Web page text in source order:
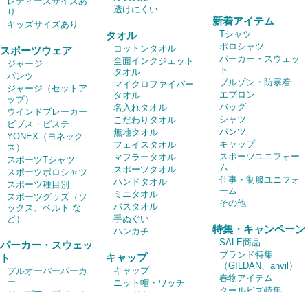
り
キッズサイズあり
スポーツウェア
ジャージ
パンツ
ジャージ（セットア
ップ）
ウインドブレーカー
ビブス・ピステ
YONEX（ヨネック
ス）
スポーツTシャツ
スポーツポロシャツ
スポーツ種目別
スポーツグッズ（ソ
ックス、ベルト な
ど）
パーカー・スウェッ
ト
プルオーバーパーカ
ー
透けにくい
タオル
コットンタオル
全面インクジェット
タオル
マイクロファイバー
タオル
名入れタオル
こだわりタオル
無地タオル
フェイスタオル
マフラータオル
スポーツタオル
ハンドタオル
ミニタオル
バスタオル
手ぬぐい
ハンカチ
キャップ
キャップ
ニット帽・ワッチ
新着アイテム
Tシャツ
ポロシャツ
パーカー・スウェッ
ト
ブルゾン・防寒着
エプロン
バッグ
シャツ
パンツ
キャップ
スポーツユニフォー
ム
仕事・制服ユニフォ
ーム
その他
特集・キャンペーン
SALE商品
ブランド特集
（GILDAN、anvil）
春物アイテム